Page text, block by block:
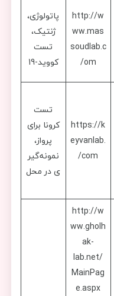
http://w
ww.mas
soudlab.c
om/
پاتولوژی،
ژنتیک،
تست
کووید-19
https://k
eyvanlab.
com/
تست
کرونا برای
پرواز،
نمونه‌گیر
ی در محل
http://w
ww.gholh
ak-
lab.net/
MainPag
e.aspx